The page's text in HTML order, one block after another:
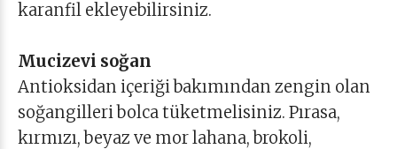
karanfil ekleyebilirsiniz.
Mucizevi soğan
Antioksidan içeriği bakımından zengin olan
soğangilleri bolca tüketmelisiniz. Pırasa,
kırmızı, beyaz ve mor lahana, brokoli,